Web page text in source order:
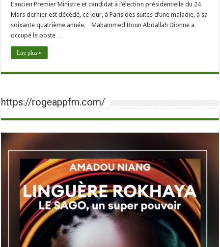
L’ancien Premier Ministre et candidat à l’élection présidentielle du 24
Mars dernier est décédé, ce jour, à Paris des suites d’une maladie, à sa
soixante quatrième année. Mahammed Boun Abdallah Dionne a
occupé le poste …
Lire plus »
https://rogeappfm.com/